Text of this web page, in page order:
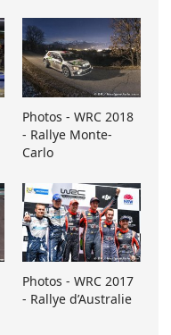
Photos - WRC 2018
- Rallye Monte-
Carlo
Photos - WRC 2017
- Rallye d’Australie